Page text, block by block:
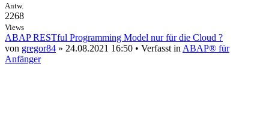
Antw.
2268
Views
ABAP RESTful Programming Model nur für die Cloud ?
von gregor84 » 24.08.2021 16:50 • Verfasst in ABAP® für
Anfänger